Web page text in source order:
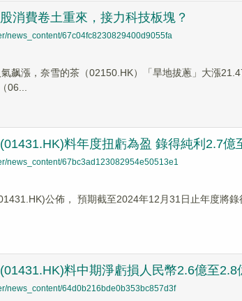
消費卷土重來，接力科技板塊？
news_content/67c04fc8230829400d9055fa
飙漲，奈雪的茶（02150.HK）「旱地拔蔥」大漲
06...
料年度扭虧為盈 錄得純利2.7億
news_content/67bc3ad123082954e50513e1
公佈， 預期截至2024年12月31日止年度將
料中期淨虧損人民幣2.6億至2.8
news_content/64d0b216bde0b353bc857d3f